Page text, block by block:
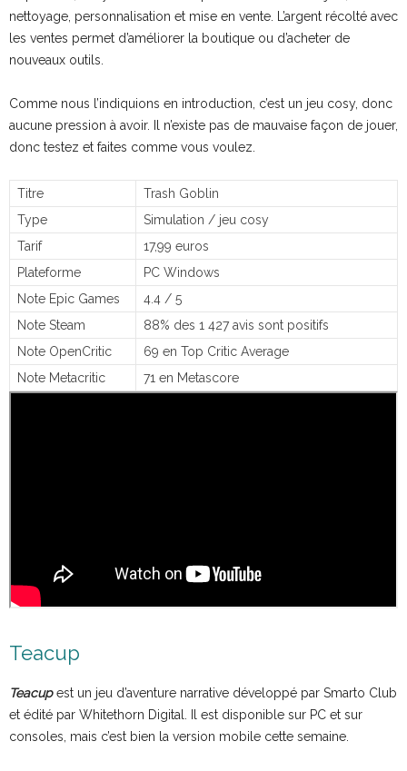
nettoyage, personnalisation et mise en vente. L’argent récolté avec
les ventes permet d’améliorer la boutique ou d’acheter de
nouveaux outils.
Comme nous l’indiquions en introduction, c’est un jeu cosy, donc
aucune pression à avoir. Il n’existe pas de mauvaise façon de jouer,
donc testez et faites comme vous voulez.
Titre
Trash Goblin
Type
Simulation / jeu cosy
Tarif
17,99 euros
Plateforme
PC Windows
Note Epic Games
4.4 / 5
Note Steam
88% des 1 427 avis sont positifs
Note OpenCritic
69 en Top Critic Average
Note Metacritic
71 en Metascore
Teacup
Teacupest un jeu d’aventure narrative développé par Smarto Club
et édité par Whitethorn Digital. Il est disponible sur PC et sur
consoles, mais c’est bien la version mobile cette semaine.